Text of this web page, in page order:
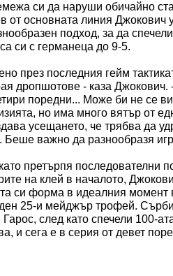
си да наруши обичайно
от основната линия Джокович
подход, за да
си с германеца до 9-5.
през последния гейм
дропшотове - каза Джокович.
поредни... Може би не се
но има много вятър от
усещането, че трябва да
Беше важно да разнообразя
претърпя последователни
на клей в началото,
си форма в идеалния момент
25-и мейджър трофей.
след като спечели 100-
и сега е в серия от девет